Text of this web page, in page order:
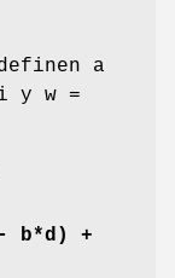
a
y w =
b*d) +